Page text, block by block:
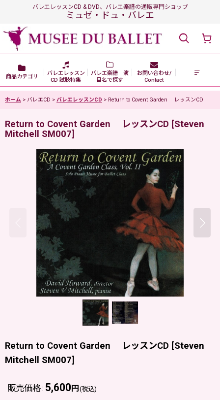
バレエレッスンCD & DVD、バレエ楽譜の通販専門ショップ
ミュゼ・ドュ・バレエ
商品カテゴリ
バレエレッスン
CD 試聴特集
バレエ楽譜 演
目名で探す
お問い合わせ/
Contact
ホーム > バレエCD > バレエレッスンCD > Return to Covent Garden レッスンCD
Return to Covent Garden レッスンCD [Steven
Mitchell SM007]
Return to Covent Garden レッスンCD [Steven
Mitchell SM007]
販売価格: 5,600 円 (税込)